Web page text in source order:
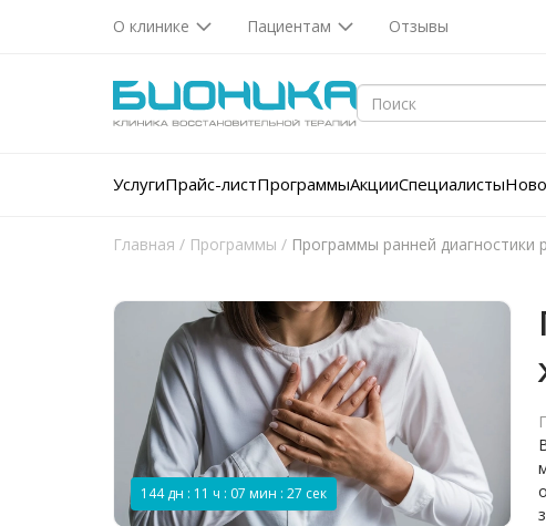
О клинике Пациентам Отзывы
УслугиПрайс-листПрограммыАкцииСпециалисты
Главная / Программы / Программы ранней
144 дн : 11 ч : 07 мин : 27 сек